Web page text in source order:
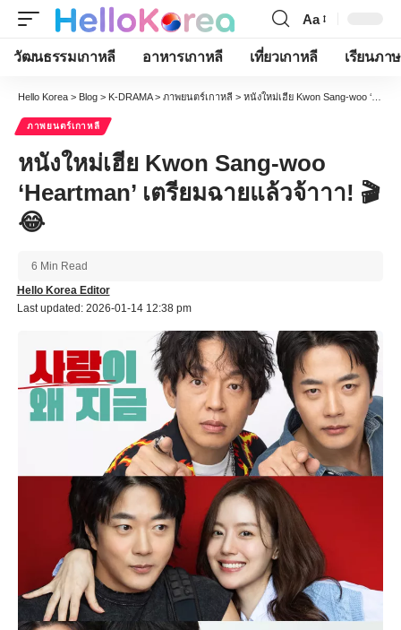
Font
Resizer
Aa
วัฒนธรรมเกาหลี อาหารเกาหลี เที่ยวเกาหลี เรียนภา
Hello Korea > Blog > K-DRAMA> ภาพยนตร์เกาหลี > หนังใหม่เฮีย Kwon Sang-woo ‘Heartman’ เตรียมฉายแล้วจ้าาา! 🎬😂
ภาพยนตร์เกาหลี
หนังใหม่เฮีย Kwon Sang-woo
‘Heartman’ เตรียมฉายแล้วจ้าาา! 🎬
😂
Last updated: 2026-01-14 12:38 pm
Hello Korea Editor
6 Min Read